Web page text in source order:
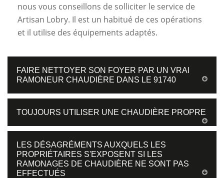
nous vous conseillons de solliciter le service de
Artisan Lobry. Il est un habitué de ces opérations
et il utilise des équipements adaptés.
FAIRE NETTOYER SON FOYER PAR UN VRAI
RAMONEUR CHAUDIÈRE DANS LE 91740
TOUJOURS UTILISER UNE CHAUDIÈRE PROPRE
LES DÉSAGRÉMENTS AUXQUELS LES
PROPRIÉTAIRES S'EXPOSENT SI LES
RAMONAGES DE CHAUDIÈRE NE SONT PAS
EFFECTUÉS